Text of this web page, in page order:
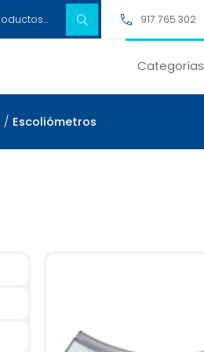
917 765 302
Categorías
/ Escoliómetros